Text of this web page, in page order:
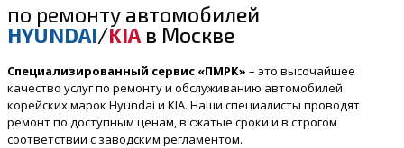
по ремонту автомобилей
HYUNDAI/KIA в Москве
Специализированный сервис «ПМРК» – это высочайшее
качество услуг по ремонту и обслуживанию автомобилей
корейских марок Hyundai и KIA. Наши специалисты проводят
ремонт по доступным ценам, в сжатые сроки и в строгом
соответствии с заводским регламентом.